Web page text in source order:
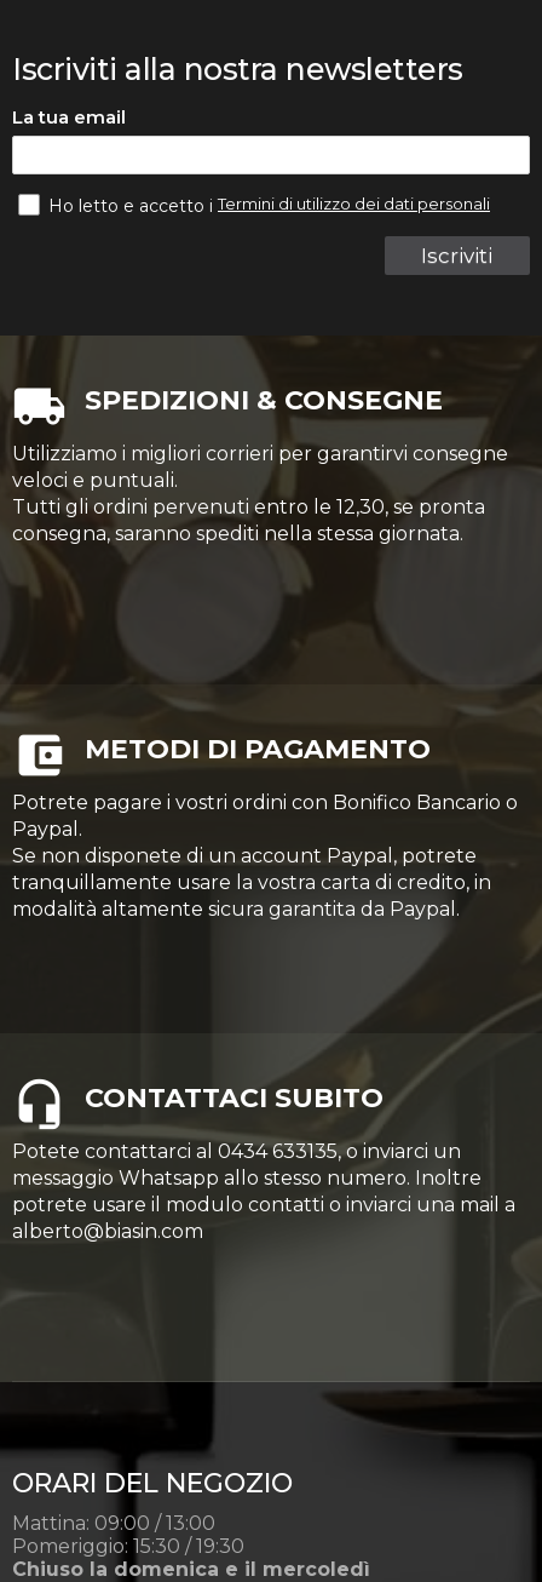
Iscriviti alla nostra newsletters
La tua email
Iscriviti
Ho letto e accetto iTermini di utilizzo dei dati personali
SPEDIZIONI & CONSEGNE
Utilizziamo i migliori corrieri per garantirvi consegne
veloci e puntuali.
Tutti gli ordini pervenuti entro le 12,30, se pronta
consegna, saranno spediti nella stessa giornata.
METODI DI PAGAMENTO
Potrete pagare i vostri ordini con Bonifico Bancario o
Paypal.
Se non disponete di un account Paypal, potrete
tranquillamente usare la vostra carta di credito, in
modalità altamente sicura garantita da Paypal.
CONTATTACI SUBITO
Potete contattarci al 0434 633135, o inviarci un
messaggio Whatsapp allo stesso numero. Inoltre
potrete usare il modulo contatti o inviarci una mail a
alberto@biasin.com
ORARI DEL NEGOZIO
Mattina: 09:00 / 13:00
Pomeriggio: 15:30 / 19:30
Chiuso la domenica e il mercoledì